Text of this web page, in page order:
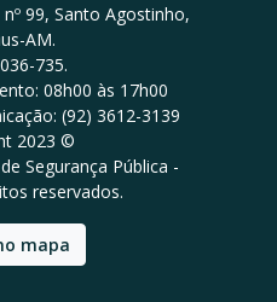
99, Santo Agostinho,
AM.
735.
08h00 às 17h00
(92) 3612-3139
2023 ©
Segurança Pública -
reservados.
mapa